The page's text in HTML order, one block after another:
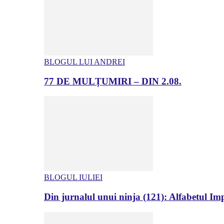
BLOGUL LUI ANDREI
77 DE MULȚUMIRI – DIN 2.08.
BLOGUL IULIEI
Din jurnalul unui ninja (121): Alfabetul